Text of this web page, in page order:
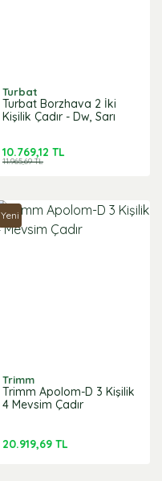
Turbat
Turbat Borzhava 2 İki
Kişilik Çadır - Dw, Sarı
10.769,12 TL
11.965,69 TL
Yeni
Trimm
Trimm Apolom-D 3 Kişilik
4 Mevsim Çadır
20.919,69 TL